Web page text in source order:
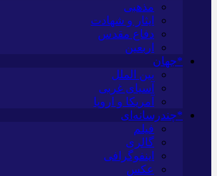
مذهبی
ایثار و شهادت
دفاع مقدس
اربعین
*جهان
بین الملل
آسیای غربی
آمریکا و اروپا
*چندرسانه‌ای
فیلم
گالری
اینفوگرافی
عکس